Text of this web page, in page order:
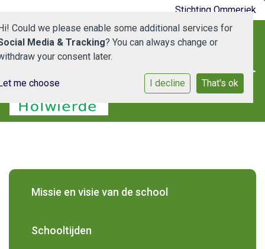
Stichting Ommeriek
De School
Missie en visie van de school
Schooltijden
Could we please enable some additional services for
Media & Tracking? You can always change or
your consent later.
me choose I decline That's ok